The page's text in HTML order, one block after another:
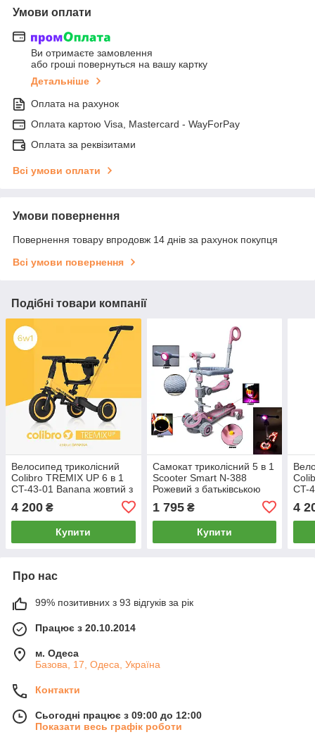
Умови оплати
Ви отримаєте замовлення
або гроші повернуться на вашу картку
Детальніше
Оплата на рахунок
Оплата картою Visa, Mastercard - WayForPay
Оплата за реквізитами
Всі умови оплати
Умови повернення
Повернення товару впродовж 14 днів за рахунок покупця
Всі умови повернення
Подібні товари компанії
Велосипед триколісний
Colibro TREMIX UP 6 в 1
CT-43-01 Banana жовтий з
4 200 ₴
Купити
Самокат триколісний 5 в 1
Scooter Smart N-388
Рожевий з батьківською
бортиком
1 795₴
Купити
CT-
4
Про нас
99% позитивних з 93 відгуків за рік
Працює з 20.10.2014
м. Одеса
Базова, 17, Одеса, Україна
Контакти
Сьогодні працює з 09:00 до 12:00
Показати весь графік роботи